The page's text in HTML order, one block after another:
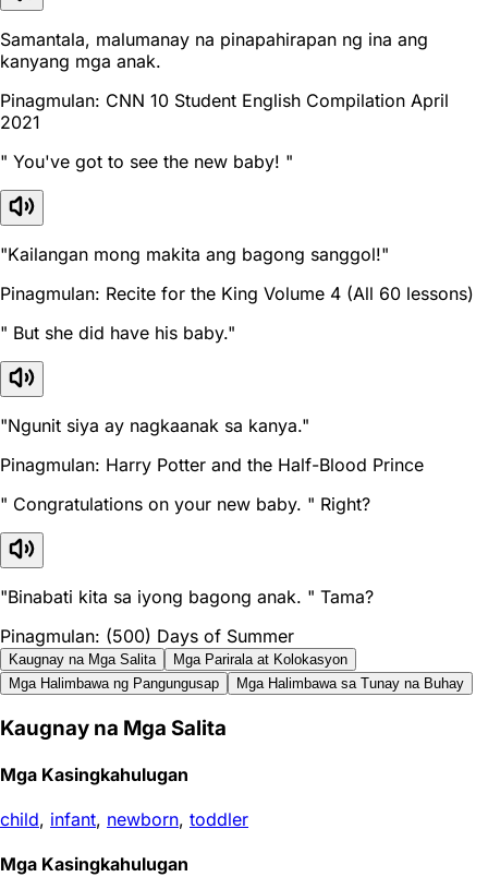
Samantala, malumanay na pinapahirapan ng ina ang
kanyang mga anak.
Pinagmulan: CNN 10 Student English Compilation April
2021
" You've got to see the new baby! "
"Kailangan mong makita ang bagong sanggol!"
Pinagmulan: Recite for the King Volume 4 (All 60 lessons)
" But she did have his baby."
"Ngunit siya ay nagkaanak sa kanya."
Pinagmulan: Harry Potter and the Half-Blood Prince
" Congratulations on your new baby. " Right?
"Binabati kita sa iyong bagong anak. " Tama?
Pinagmulan: (500) Days of Summer
Kaugnay na Mga Salita
Mga Parirala at Kolokasyon
Mga Halimbawa ng Pangungusap
Mga Halimbawa sa Tunay na Buhay
Kaugnay na Mga Salita
Mga Kasingkahulugan
child, infant, newborn, toddler
Mga Kasingkahulugan